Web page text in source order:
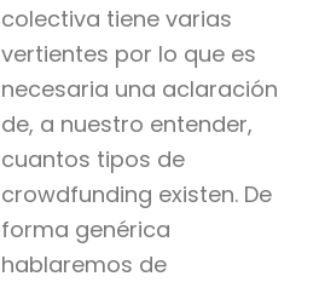
colectiva tiene varias
vertientes por lo que es
necesaria una aclaración
de, a nuestro entender,
cuantos tipos de
crowdfunding existen. De
forma genérica
hablaremos de